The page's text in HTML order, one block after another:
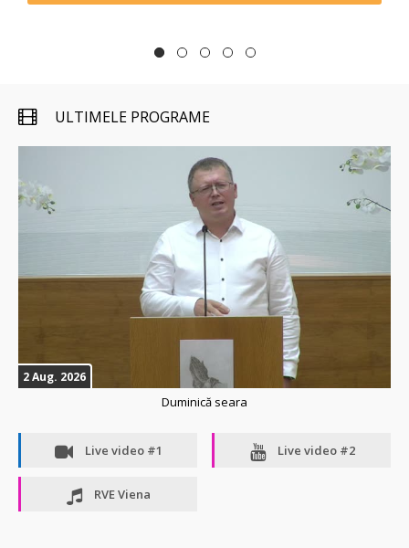
ULTIMELE PROGRAME
2 Aug. 2026
Duminică seara
Live video #1 Live video #2
RVE Viena